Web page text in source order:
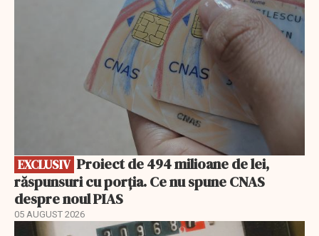
EXCLUSIV
răspunsuri cu porția. Ce nu spune CNAS
despre noul PIAS
05 AUGUST 2026